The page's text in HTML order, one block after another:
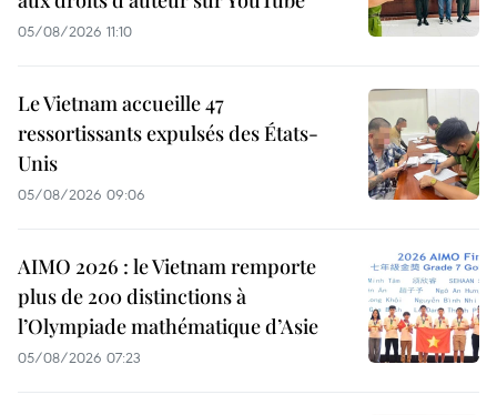
05/08/2026 11:10
Le Vietnam accueille 47
ressortissants expulsés des États-
Unis
05/08/2026 09:06
AIMO 2026 : le Vietnam remporte
plus de 200 distinctions à
l’Olympiade mathématique d’Asie
05/08/2026 07:23